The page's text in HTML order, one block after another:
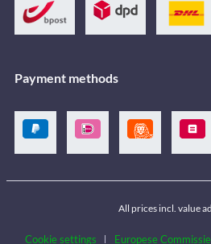
Payment methods
All prices incl. value
Cookie settings Europese Commissie